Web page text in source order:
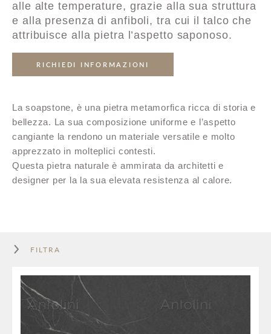
alle alte temperature, grazie alla sua struttura
e alla presenza di anfiboli, tra cui il talco che
attribuisce alla pietra l’aspetto saponoso.
RICHIEDI INFORMAZIONI
La soapstone, è una pietra metamorfica ricca di storia e
bellezza. La sua composizione uniforme e l’aspetto
cangiante la rendono un materiale versatile e molto
apprezzato in molteplici contesti.
Questa pietra naturale è ammirata da architetti e
designer per la la sua elevata resistenza al calore.
FILTRA